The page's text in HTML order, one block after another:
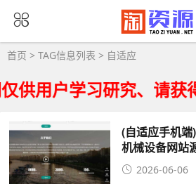
自适应大全 - 自
首页 > TAG信息列表 > 自适应
用户学习研究、请获
(自适应手机
机械设备网站
2026-06-06